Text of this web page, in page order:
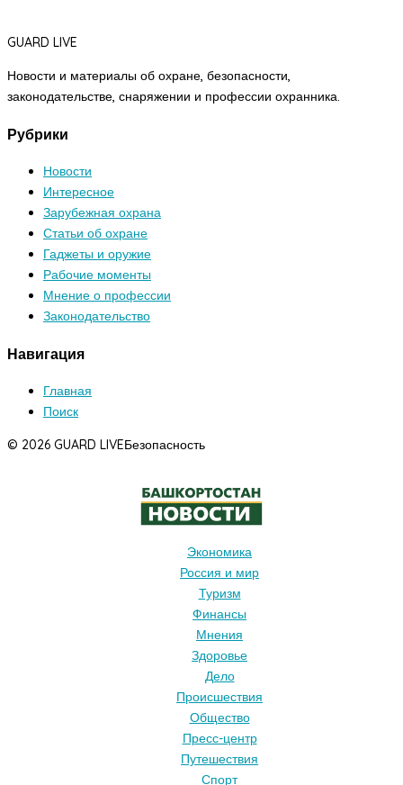
GUARD LIVE
Новости и материалы об охране, безопасности,
законодательстве, снаряжении и профессии охранника.
Рубрики
Новости
Интересное
Зарубежная охрана
Статьи об охране
Гаджеты и оружие
Рабочие моменты
Мнение о профессии
Законодательство
Навигация
Главная
Поиск
© 2026 GUARD LIVEБезопасность
Экономика
Россия и мир
Туризм
Финансы
Мнения
Здоровье
Дело
Происшествия
Общество
Пресс-центр
Путешествия
Спорт